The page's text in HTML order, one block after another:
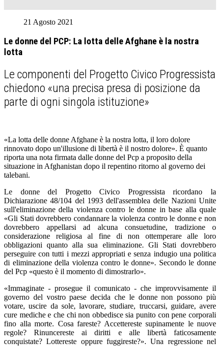
21 Agosto 2021
Le donne del PCP: La lotta delle Afghane è la nostra
lotta
Le componenti del Progetto Civico Progressista
chiedono «una precisa presa di posizione da
parte di ogni singola istituzione»
«La lotta delle donne Afghane è la nostra lotta, il loro dolore
rinnovato dopo un'illusione di libertà è il nostro dolore». È quanto
riporta una nota firmata dalle donne del Pcp a proposito della
situazione in Afghanistan dopo il repentino ritorno al governo dei
talebani.
Le donne del Progetto Civico Progressista ricordano la
Dichiarazione 48/104 del 1993 dell'assemblea delle Nazioni Unite
sull'eliminazione della violenza contro le donne in base alla quale
«Gli Stati dovrebbero condannare la violenza contro le donne e non
dovrebbero appellarsi ad alcuna consuetudine, tradizione o
considerazione religiosa al fine di non ottemperare alle loro
obbligazioni quanto alla sua eliminazione. Gli Stati dovrebbero
perseguire con tutti i mezzi appropriati e senza indugio una politica
di eliminazione della violenza contro le donne». Secondo le donne
del Pcp «questo è il momento di dimostrarlo».
«Immaginate - prosegue il comunicato - che improvvisamente il
governo del vostro paese decida che le donne non possono più
votare, uscire da sole, lavorare, studiare, truccarsi, guidare, avere
cure mediche e che chi non obbedisce sia punito con pene corporali
fino alla morte. Cosa fareste? Accettereste supinamente le nuove
regole? Rinuncereste ai diritti e alle libertà faticosamente
conquistate? Lottereste oppure fuggireste?». Una regressione nel